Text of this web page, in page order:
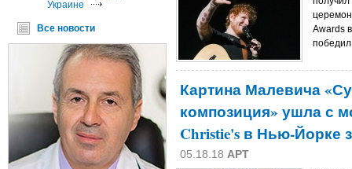
Украине
Все новости
Awards
Картина Малевича
композиция» ушла с
Christie's в Нью-Йорке
05.18.18 АРТ